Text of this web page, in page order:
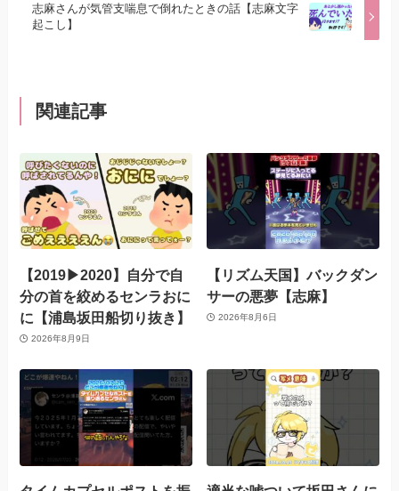
志麻さんが気管支喘息で倒れたときの話【志麻文字
起こし】
関連記事
【2019▶︎2020】自分で自
分の首を絞めるセンラおに
に【浦島坂田船切り抜き】
2026年8月9日
【リズム天国】バックダン
サーの悪夢【志麻】
2026年8月6日